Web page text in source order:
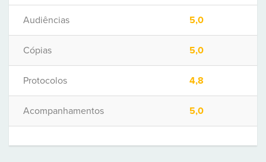
Audiências 5,0
Cópias 5,0
Protocolos 4,8
Acompanhamentos 5,0